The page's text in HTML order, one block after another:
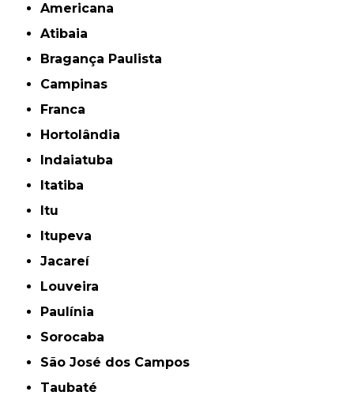
Americana
Atibaia
Bragança Paulista
Campinas
Franca
Hortolândia
Indaiatuba
Itatiba
Itu
Itupeva
Jacareí
Louveira
Paulínia
Sorocaba
São José dos Campos
Taubaté